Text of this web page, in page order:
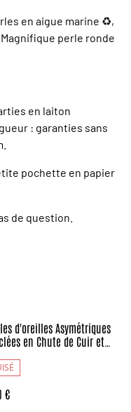
en aigue marine ♻️,
perle ronde
en laiton
: garanties sans
pochette en papier
de question.
d'oreilles Asymétriques
en Chute de Cuir et
- Collection Médiévale
€